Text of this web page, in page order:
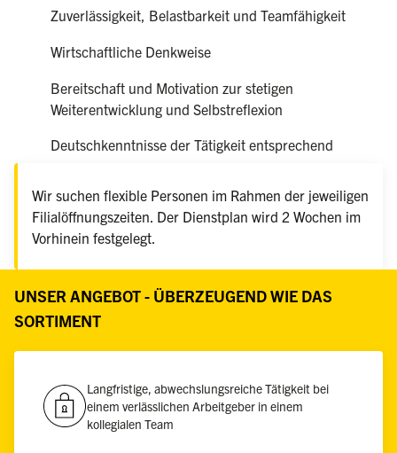
Zuverlässigkeit, Belastbarkeit und Teamfähigkeit
Wirtschaftliche Denkweise
Bereitschaft und Motivation zur stetigen
Weiterentwicklung und Selbstreflexion
Deutschkenntnisse der Tätigkeit entsprechend
Wir suchen flexible Personen im Rahmen der jeweiligen
Filialöffnungszeiten. Der Dienstplan wird 2 Wochen im
Vorhinein festgelegt.
UNSER ANGEBOT - ÜBERZEUGEND WIE DAS
SORTIMENT
Langfristige, abwechslungsreiche Tätigkeit bei
einem verlässlichen Arbeitgeber in einem
kollegialen Team